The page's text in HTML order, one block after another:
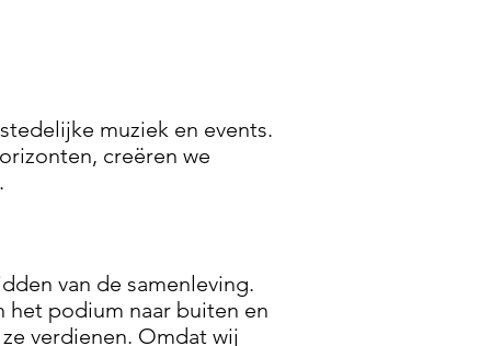
muziek en events.
creëren we
van de samenleving.
het podium naar buiten en
verdienen. Omdat wij